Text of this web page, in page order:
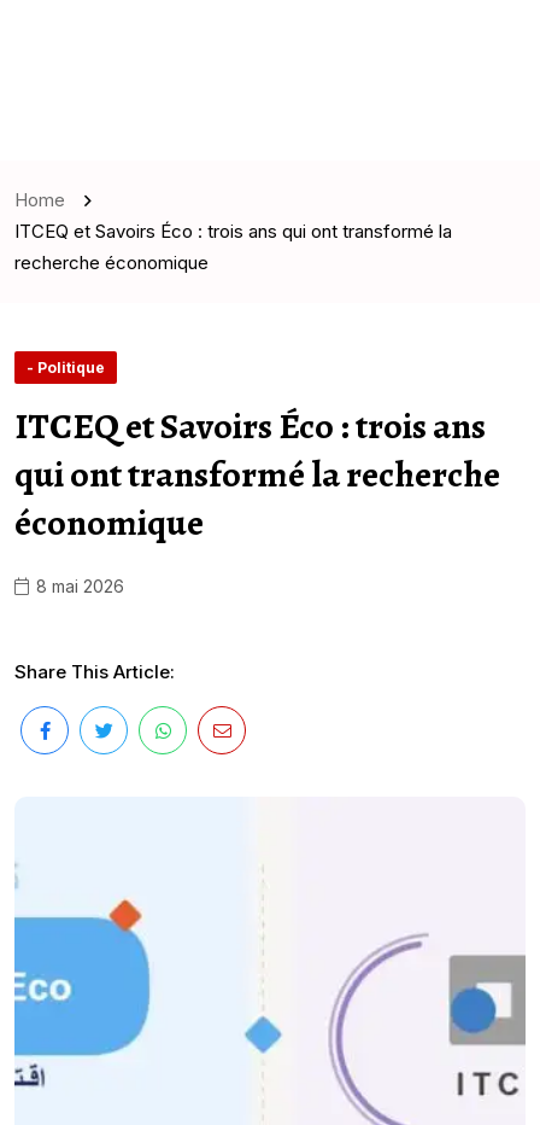
Home
ITCEQ et Savoirs Éco : trois ans qui ont transformé la
recherche économique
- Politique
ITCEQ et Savoirs Éco : trois ans
qui ont transformé la recherche
économique
8 mai 2026
Share This Article: